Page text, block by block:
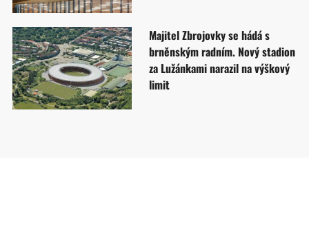
Majitel Zbrojovky se hádá s
brněnským radním. Nový stadion
za Lužánkami narazil na výškový
limit